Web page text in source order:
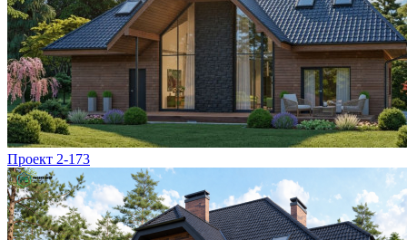
Проект 2-173